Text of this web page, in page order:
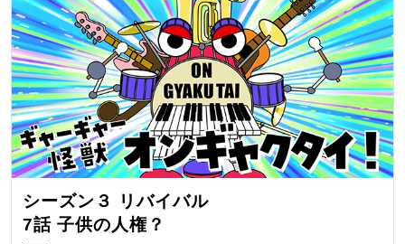
シーズン３ リバイバル
7話 子供の人権？